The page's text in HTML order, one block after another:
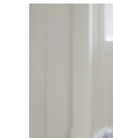
Du har